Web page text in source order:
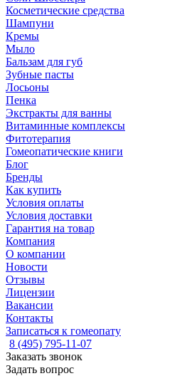
Косметические средства
Шампуни
Кремы
Мыло
Бальзам для губ
Зубные пасты
Лосьоны
Пенка
Экстракты для ванны
Витаминные комплексы
Фитотерапия
Гомеопатические книги
Блог
Бренды
Как купить
Условия оплаты
Условия доставки
Гарантия на товар
Компания
О компании
Новости
Отзывы
Лицензии
Вакансии
Контакты
Записаться к гомеопату
8 (495) 795-11-07
Заказать звонок
Задать вопрос